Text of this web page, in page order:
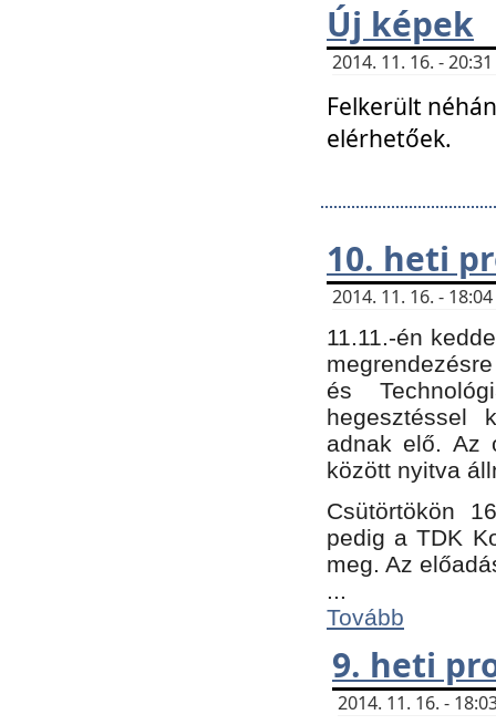
Új képek
2014. 11. 16. -
Felkerült
elérhetőek.
10. heti
2014. 11. 16. -
11.11.-én
és
hegesztéssel
adnak elő. Az
között nyitva
Csütörtökön
pedig a TDK
meg. Az
...
Tovább
9. heti
2014. 11. 16. -